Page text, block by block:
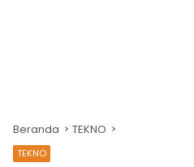
Beranda TEKNO
TEKNO